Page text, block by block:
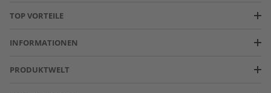
TOP VORTEILE
INFORMATIONEN
PRODUKTWELT